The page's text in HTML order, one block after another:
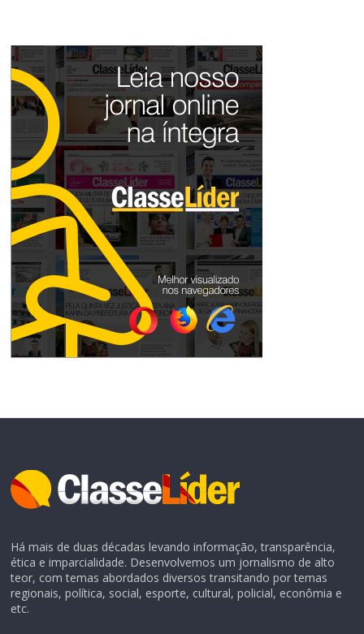
Há mais de duas décadas levando informação, transparência,
ética e imparcialidade. Desenvolvemos um jornalismo de alto
teor, com temas abordados diversos transitando por temas
regionais, política, social, esporte, cultural, policial, econômia e
etc.